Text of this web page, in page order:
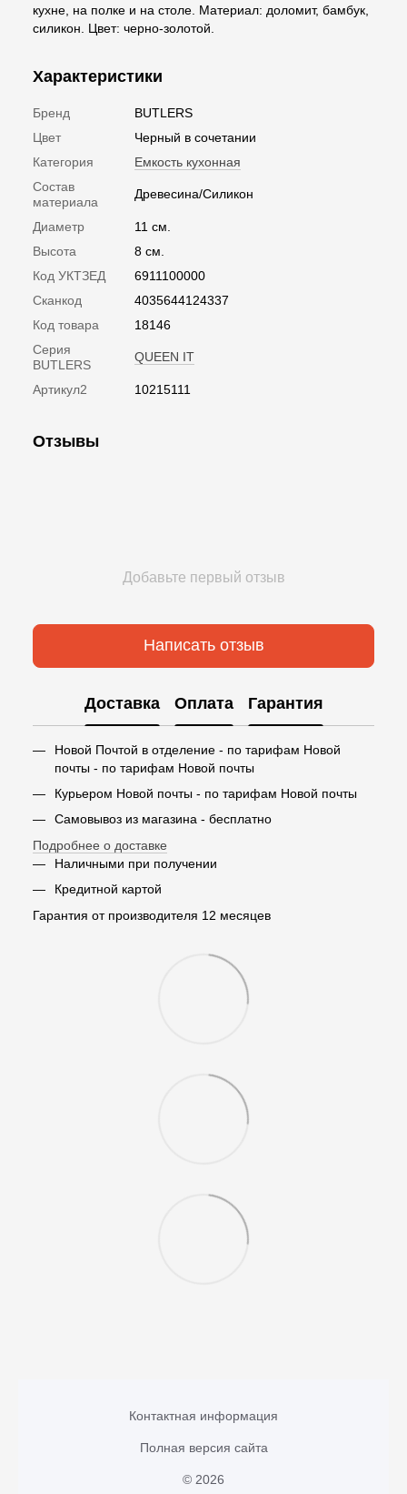
кухне, на полке и на столе. Материал: доломит, бамбук,
силикон. Цвет: черно-золотой.
Характеристики
Бренд
BUTLERS
Цвет
Черный в сочетании
Категория
Емкость кухонная
Состав
материала
Древесина/Силикон
Диаметр
11 см.
Высота
8 см.
Код УКТЗЕД
6911100000
Сканкод
4035644124337
Код товара
18146
Серия
BUTLERS
QUEEN IT
Артикул2 10215111
Отзывы
Добавьте первый отзыв
Написать отзыв
Доставка Оплата Гарантия
Новой Почтой в отделение - по тарифам Новой
почты - по тарифам Новой почты
Курьером Новой почты - по тарифам Новой почты
Самовывоз из магазина - бесплатно
Подробнее о доставке
Наличными при получении
Кредитной картой
Гарантия от производителя 12 месяцев
Контактная информация
Полная версия сайта
© 2026